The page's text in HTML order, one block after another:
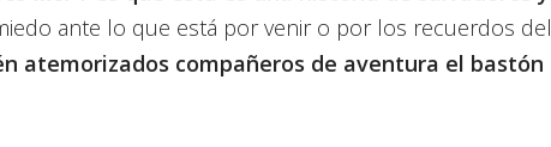
ante lo que está por venir o por los recuerdos del
atemorizados compañeros de aventura el bastón